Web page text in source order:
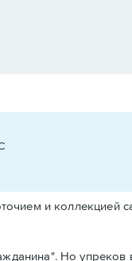
и
Но упреков